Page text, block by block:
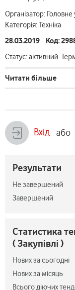
Організатор: Головне
Категорія: Техніка
28.03.2019 Код:
Статус: активний.
Читати більше
Вхід або
Результати
Не завершений
Завершений
Статистика
( Закупівлі )
Нових за сьогодні
Нових за місяць
Всього діючих